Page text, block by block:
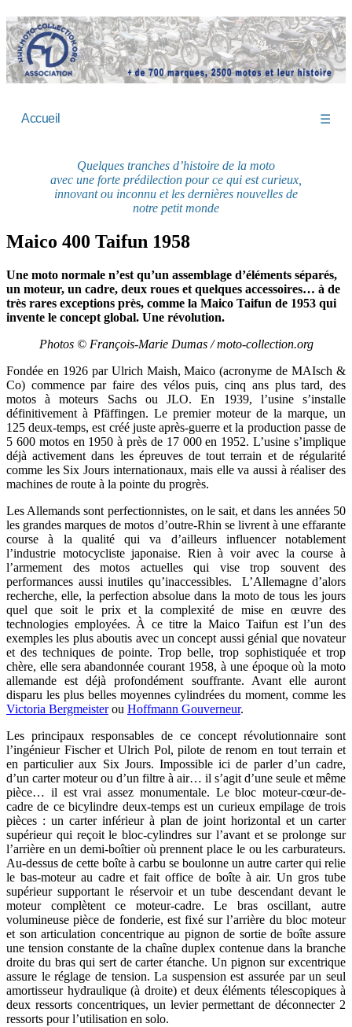
Accueil ☰
Quelques tranches d’histoire de la moto
avec une forte prédilection pour ce qui est curieux,
innovant ou inconnu et les dernières nouvelles de
notre petit monde
Maico 400 Taifun 1958
Une moto normale n’est qu’un assemblage d’éléments séparés,
un moteur, un cadre, deux roues et quelques accessoires… à de
très rares exceptions près, comme la Maico Taifun de 1953 qui
invente le concept global. Une révolution.
Photos © François-Marie Dumas / moto-collection.org
Fondée en 1926 par Ulrich Maish, Maico (acronyme de MAIsch &
Co) commence par faire des vélos puis, cinq ans plus tard, des
motos à moteurs Sachs ou JLO. En 1939, l’usine s’installe
définitivement à Pfäffingen. Le premier moteur de la marque, un
125 deux-temps, est créé juste après-guerre et la production passe de
5 600 motos en 1950 à près de 17 000 en 1952. L’usine s’implique
déjà activement dans les épreuves de tout terrain et de régularité
comme les Six Jours internationaux, mais elle va aussi à réaliser des
machines de route à la pointe du progrès.
Les Allemands sont perfectionnistes, on le sait, et dans les années 50
les grandes marques de motos d’outre-Rhin se livrent à une effarante
course à la qualité qui va d’ailleurs influencer notablement
l’industrie motocycliste japonaise. Rien à voir avec la course à
l’armement des motos actuelles qui vise trop souvent des
performances aussi inutiles qu’inaccessibles. L’Allemagne d’alors
recherche, elle, la perfection absolue dans la moto de tous les jours
quel que soit le prix et la complexité de mise en œuvre des
technologies employées. À ce titre la Maico Taifun est l’un des
exemples les plus aboutis avec un concept aussi génial que novateur
et des techniques de pointe. Trop belle, trop sophistiquée et trop
chère, elle sera abandonnée courant 1958, à une époque où la moto
allemande est déjà profondément souffrante. Avant elle auront
disparu les plus belles moyennes cylindrées du moment, comme les
Victoria Bergmeisterou Hoffmann Gouverneur.
Les principaux responsables de ce concept révolutionnaire sont
l’ingénieur Fischer et Ulrich Pol, pilote de renom en tout terrain et
en particulier aux Six Jours. Impossible ici de parler d’un cadre,
d’un carter moteur ou d’un filtre à air… il s’agit d’une seule et même
pièce… il est vrai assez monumentale. Le bloc moteur-cœur-de-
cadre de ce bicylindre deux-temps est un curieux empilage de trois
pièces : un carter inférieur à plan de joint horizontal et un carter
supérieur qui reçoit le bloc-cylindres sur l’avant et se prolonge sur
l’arrière en un demi-boîtier où prennent place le ou les carburateurs.
Au-dessus de cette boîte à carbu se boulonne un autre carter qui relie
le bas-moteur au cadre et fait office de boîte à air. Un gros tube
supérieur supportant le réservoir et un tube descendant devant le
moteur complètent ce moteur-cadre. Le bras oscillant, autre
volumineuse pièce de fonderie, est fixé sur l’arrière du bloc moteur
et son articulation concentrique au pignon de sortie de boîte assure
une tension constante de la chaîne duplex contenue dans la branche
droite du bras qui sert de carter étanche. Un pignon sur excentrique
assure le réglage de tension. La suspension est assurée par un seul
amortisseur hydraulique (à droite) et deux éléments télescopiques à
deux ressorts concentriques, un levier permettant de déconnecter 2
ressorts pour l’utilisation en solo.